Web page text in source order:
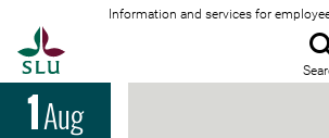
Information and services for
1Aug